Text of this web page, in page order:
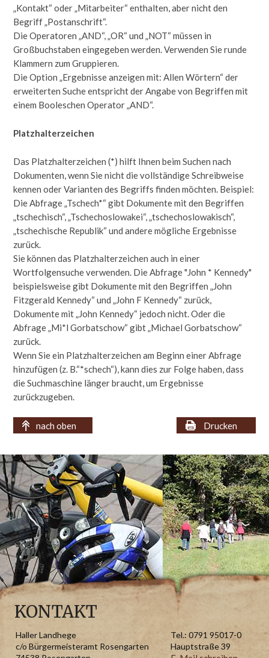
„Kontakt“ oder „Mitarbeiter“ enthalten, aber nicht den
Begriff „Postanschrift“.
Die Operatoren „AND“, „OR“ und „NOT“ müssen in
Großbuchstaben eingegeben werden. Verwenden Sie runde
Klammern zum Gruppieren.
Die Option „Ergebnisse anzeigen mit: Allen Wörtern“ der
erweiterten Suche entspricht der Angabe von Begriffen mit
einem Booleschen Operator „AND“.
Platzhalterzeichen
Das Platzhalterzeichen (*) hilft Ihnen beim Suchen nach
Dokumenten, wenn Sie nicht die vollständige Schreibweise
kennen oder Varianten des Begriffs finden möchten. Beispiel:
Die Abfrage „Tschech*“ gibt Dokumente mit den Begriffen
„tschechisch“, „Tschechoslowakei“, „tschechoslowakisch“,
„tschechische Republik“ und andere mögliche Ergebnisse
zurück.
Sie können das Platzhalterzeichen auch in einer
Wortfolgensuche verwenden. Die Abfrage "John * Kennedy"
beispielsweise gibt Dokumente mit den Begriffen „John
Fitzgerald Kennedy“ und „John F Kennedy“ zurück,
Dokumente mit „John Kennedy“ jedoch nicht. Oder die
Abfrage „Mi*l Gorbatschow“ gibt „Michael Gorbatschow“
zurück.
Wenn Sie ein Platzhalterzeichen am Beginn einer Abfrage
hinzufügen (z. B.“*schech“), kann dies zur Folge haben, dass
die Suchmaschine länger braucht, um Ergebnisse
zurückzugeben.
nach oben Drucken
‹ ›
KONTAKT
Haller Landhege
Tel.: 0791 95017-0
c/o Bürgermeisteramt Rosengarten
Hauptstraße 39